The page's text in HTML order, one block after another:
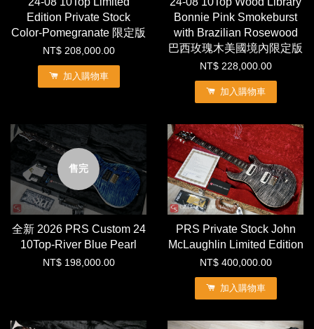
Edition Private Stock
Color-Pomegranate 限定版
NT$ 208,000.00
加入購物車
Bonnie Pink Smokeburst
with Brazilian Rosewood
巴西玫瑰木美國境內限定版
NT$ 228,000.00
加入購物車
售完
全新 2026 PRS Custom 24
10Top-River Blue Pearl
NT$ 198,000.00
PRS Private Stock John
McLaughlin Limited Edition
NT$ 400,000.00
加入購物車